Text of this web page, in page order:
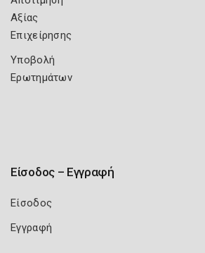
Αξίας
Επιχείρησης
Υποβολή
Ερωτημάτων
Είσοδος – Εγγραφή
Είσοδος
Εγγραφή